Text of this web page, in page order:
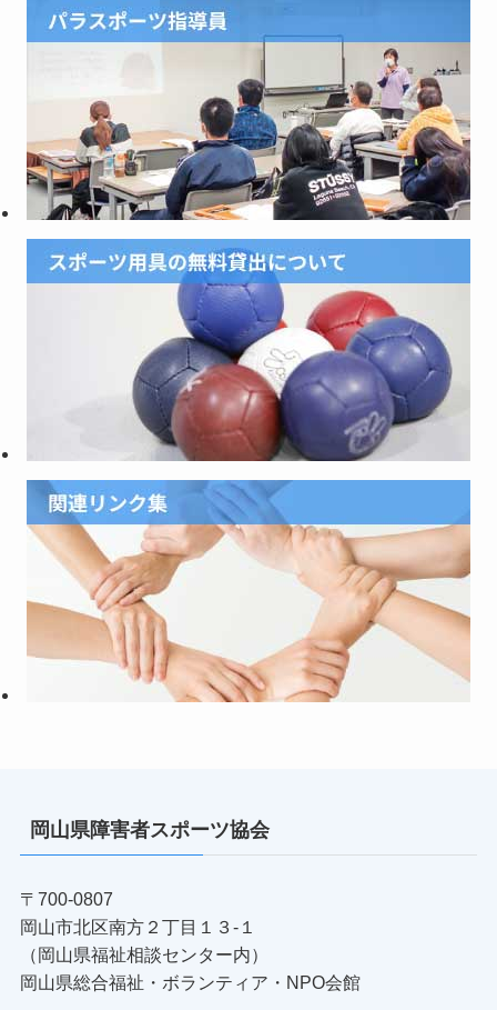
岡山県障害者スポーツ協会
〒700-0807
岡山市北区南方２丁目１３-１
（岡山県福祉相談センター内）
岡山県総合福祉・ボランティア・NPO会館